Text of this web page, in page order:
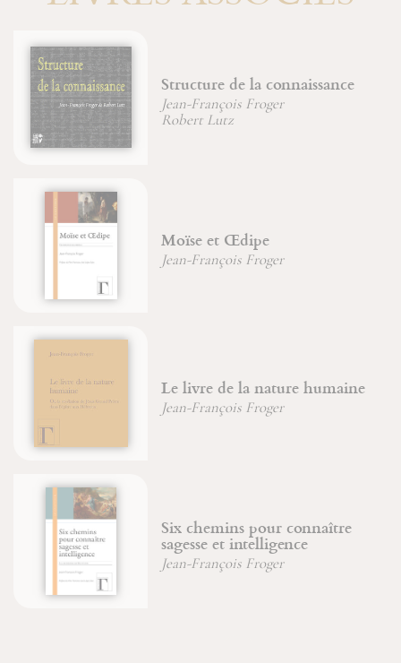
Sainte Marie-Madeleine
Jean-François Froger
Jean-Michel Sanchez
Jean-Paul Dumontier
Jean-François Froger
Énigme de la pensée
Jean-François Froger
Les manuscrits enluminés et
leurs créateurs
Rowan Watson